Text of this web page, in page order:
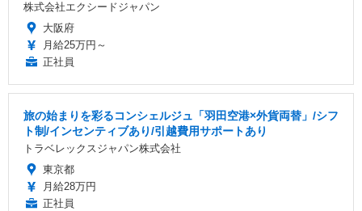
株式会社エクシードジャパン
大阪府
月給25万円～
正社員
旅の始まりを彩るコンシェルジュ「羽田空港×外貨両替」/シフ
ト制/インセンティブあり/引越費用サポートあり
トラベレックスジャパン株式会社
東京都
月給28万円
正社員